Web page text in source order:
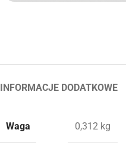
INFORMACJE DODATKOWE
Waga 0,312 kg